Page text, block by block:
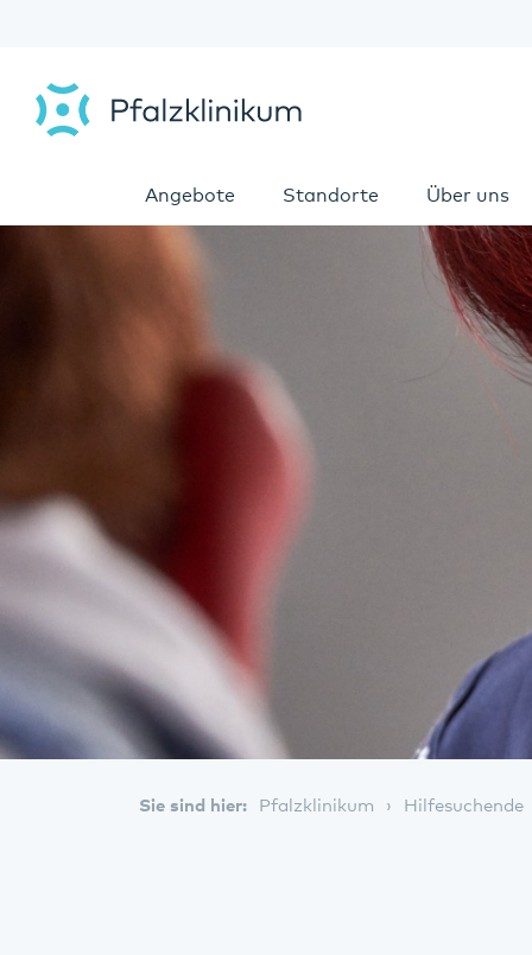
Angebote Standorte Über uns
Sie sind hier: Pfalzklinikum Hilfesuchende